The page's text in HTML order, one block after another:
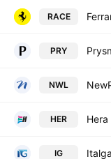
RACE
PRY
NWL
HER
IG